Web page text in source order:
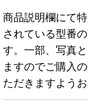
商品説明欄にて
されている型番
す。一部、写真
ますのでご購入
ただきますよう